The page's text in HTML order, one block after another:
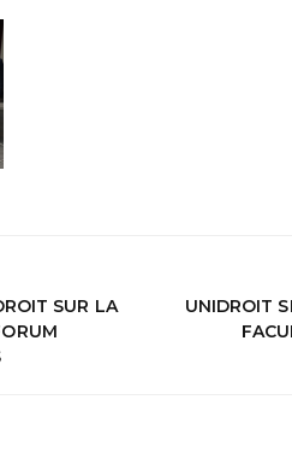
SUR LA
UNIDROIT